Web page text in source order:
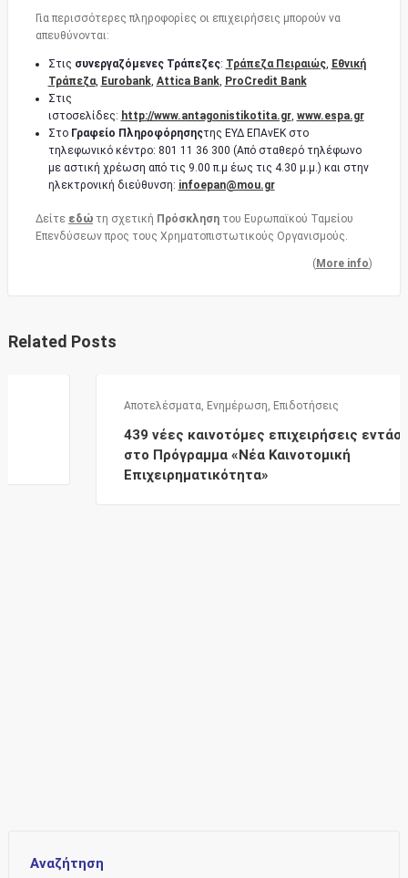
Για περισσότερες πληροφορίες οι επιχειρήσεις μπορούν να
απευθύνονται:
Στις συνεργαζόμενες Τράπεζες: Τράπεζα Πειραιώς, Εθνική
Τράπεζα, Eurobank, Attica Bank, ProCredit Bank
Στις
ιστοσελίδες: http://www.antagonistikotita.gr, www.espa.gr
Στο Γραφείο Πληροφόρησηςτης ΕΥΔ ΕΠΑνΕΚ στο
τηλεφωνικό κέντρο: 801 11 36 300 (Από σταθερό τηλέφωνο
με αστική χρέωση από τις 9.00 π.μ έως τις 4.30 μ.μ.) και στην
ηλεκτρονική διεύθυνση: infoepan@mou.gr
Δείτε εδώ τη σχετική Πρόσκληση του Ευρωπαϊκού Ταμείου
Επενδύσεων προς τους Χρηματοπιστωτικούς Οργανισμούς.
( More info)
Related Posts
Ενημέρωση,Επιδοτήσεις
439 νέες καινοτόμες επιχειρήσεις εντάσσονται
στο Πρόγραμμα «Νέα Καινοτομική
Επιχειρηματικότητα»
Αναζήτηση